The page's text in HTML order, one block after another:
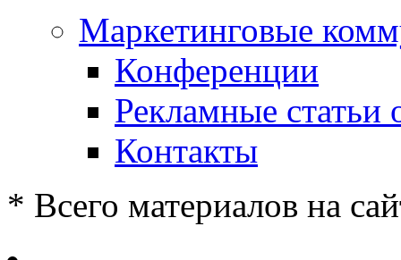
Маркетинговые
Конференции
Рекламные статьи
Контакты
* Всего материалов на